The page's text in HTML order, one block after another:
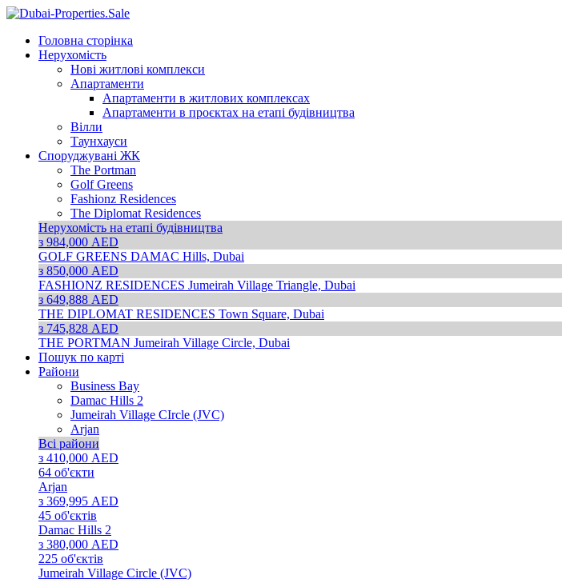
Головна сторінка
Нерухомість
Нові житлові комплекси
Апартаменти
Апартаменти в житлових комплексах
Апартаменти в проєктах на етапі будівництва
Вілли
Таунхауси
Споруджувані ЖК
The Portman
Golf Greens
Fashionz Residences
The Diplomat Residences
Нерухомість на етапі будівництва
з 984,000 AED
GOLF GREENS DAMAC Hills, Dubai
з 850,000 AED
FASHIONZ RESIDENCES Jumeirah Village Triangle, Dubai
з 649,888 AED
THE DIPLOMAT RESIDENCES Town Square, Dubai
з 745,828 AED
THE PORTMAN Jumeirah Village Circle, Dubai
Пошук по карті
Райони
Business Bay
Damac Hills 2
Jumeirah Village CIrcle (JVC)
Arjan
Всі райони
з 410,000 AED
64 об'єкти
Arjan
з 369,995 AED
45 об'єктів
Damac Hills 2
з 380,000 AED
225 об'єктів
Jumeirah Village Circle (JVC)